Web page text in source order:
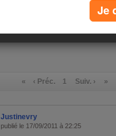
« ‹ Préc. 1 Suiv. › »
Justinevry
publié le 17/09/2011 à 22:25
Je